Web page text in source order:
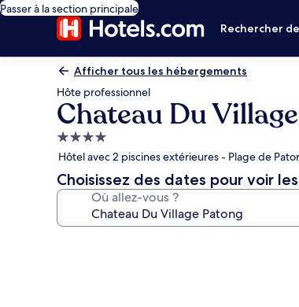
Passer à la section principale
Rechercher
Afficher tous les hébergements
Hôte professionnel
Chateau Du
Hébergement
4.0 étoiles
Hôtel avec 2 piscines extérieures - Plage de
Choisissez des dates pour voir
Où allez-vous ?